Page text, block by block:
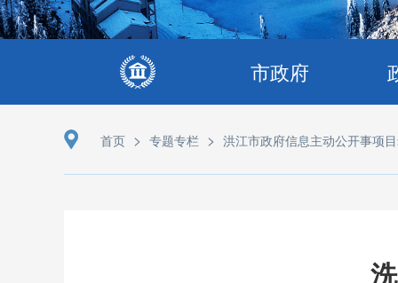
市政府
首页 > 专题专栏 > 洪江市政府信息主动公开事项